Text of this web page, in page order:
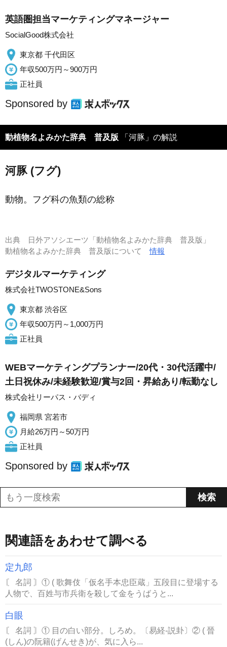
英語圏担当マーケティングマネージャー
SocialGood株式会社
東京都 千代田区
年収500万円～900万円
正社員
Sponsored by
動植物名よみかた辞典 普及版 「河豚」の解説
河豚 (フグ)
動物。フグ科の魚類の総称
出典
日外アソシエーツ「動植物名よみかた辞典 普及版」
動植物名よみかた辞典 普及版について情報
デジタルマーケティング
株式会社TWOSTONE&Sons
東京都 渋谷区
年収500万円～1,000万円
正社員
WEBマーケティングプランナー/20代・30代活躍中/
土日祝休み/未経験歓迎/賞与2回・昇給あり/転勤なし
株式会社リーパス・バディ
福岡県 宮若市
月給26万円～50万円
正社員
Sponsored by
関連語をあわせて調べる
定九郎
〘 名詞 〙① ( 歌舞伎「仮名手本忠臣蔵」五段目に登場する
人物で、百姓与市兵衛を殺して金をうばうと...
白眼
〘 名詞 〙① 目の白い部分。しろめ。〔易経‐説卦〕② ( 晉
(しん)の阮籍(げんせき)が、気に入ら...